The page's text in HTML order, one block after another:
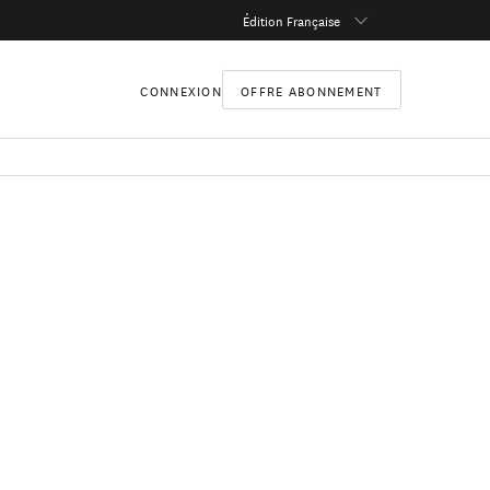
Édition Française
CONNEXION OFFRE ABONNEMENT